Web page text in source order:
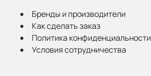
Бренды и производители
Как сделать заказ
Политика конфиденциальности
Условия сотрудничества